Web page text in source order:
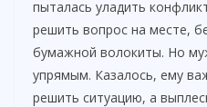
пыталась уладить
решить вопрос на месте,
бумажной волокиты. Но
упрямым. Казалось, ему
решить ситуацию, а